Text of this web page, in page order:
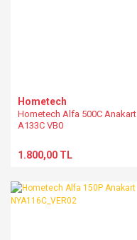
Hometech
Hometech Alfa 500C Anakart
A133C VB0
1.800,00 TL